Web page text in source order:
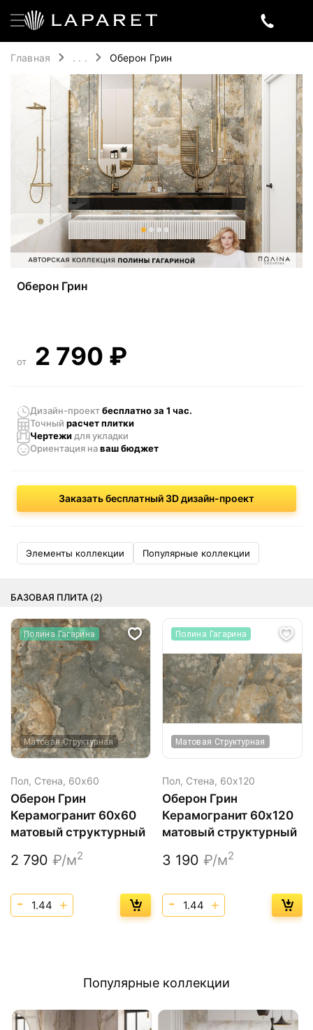
Главная . . . Оберон Грин
Оберон Грин
от 2 790 ₽
Дизайн-проектбесплатно за 1 час.
Точный расчет плитки
Чертежи для укладки
Ориентация наваш бюджет
Заказать бесплатный 3D дизайн-проект
Элементы коллекции Популярные коллекции
БАЗОВАЯ ПЛИТА (2)
Полина Гагарина
Матовая Структурная
Пол, Стена, 60х60
Оберон Грин
Керамогранит 60х60
матовый структурный
2 790 ₽/м2
Полина Гагарина
Матовая Структурная
Пол, Стена, 60х120
Оберон Грин
Керамогранит 60х120
матовый структурный
3 190 ₽/м2
Популярные коллекции